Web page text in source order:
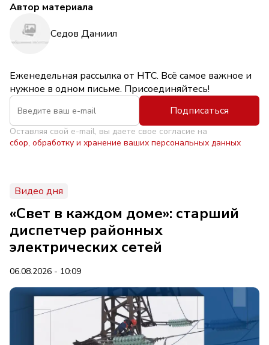
Автор материала
Седов Даниил
Еженедельная рассылка от НТС. Всё самое важное и
нужное в одном письме. Присоединяйтесь!
Подписаться
Оставляя свой e-mail, вы даете свое согласие на
сбор, обработку и хранение ваших персональных данных
Видео дня
«Свет в каждом доме»: старший
диспетчер районных
электрических сетей
06.08.2026 - 10:09